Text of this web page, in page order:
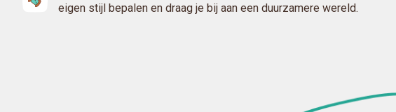
eigen stijl bepalen en draag je bij aan een duurzamere wereld.